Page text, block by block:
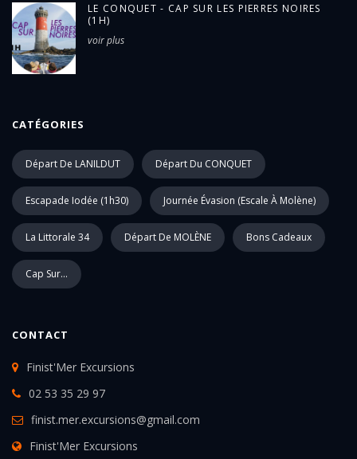
LE CONQUET - CAP SUR LES PIERRES NOIRES
(1H)
voir plus
CATÉGORIES
Départ De LANILDUT Départ Du CONQUET
Escapade Iodée (1h30) Journée Évasion (escale À Molène)
La Littorale 34 Départ De MOLÈNE Bons Cadeaux
Cap Sur...
CONTACT
Finist'Mer Excursions
02 53 35 29 97
finist.mer.excursions@gmail.com
Finist'Mer Excursions